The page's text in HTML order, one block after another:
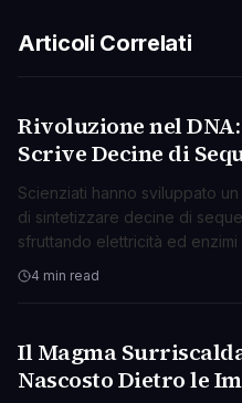
Articoli Correlati
SCIENZA
Rivoluzione nel
Scrive Decine di
Simultaneamente
Scienziati hanno sviluppato
di sintetizzare decine di
sfruttando elettricità ed
promette di accelerare la
4 min read
SCIENZA
Il Magma
Nascosto Dietro le